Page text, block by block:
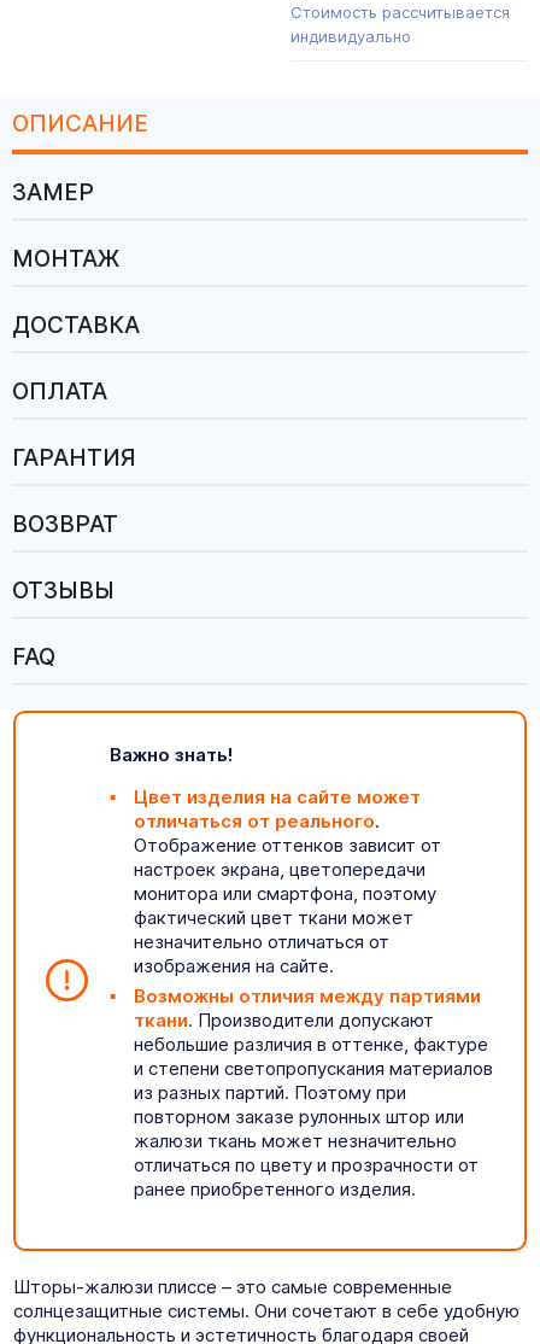
Стоимость рассчитывается
индивидуально
ОПИСАНИЕ
ЗАМЕР
МОНТАЖ
ДОСТАВКА
ОПЛАТА
ГАРАНТИЯ
ВОЗВРАТ
ОТЗЫВЫ
FAQ
Важно знать!
Цвет изделия на сайте может
отличаться от реального.
Отображение оттенков зависит от
настроек экрана, цветопередачи
монитора или смартфона, поэтому
фактический цвет ткани может
незначительно отличаться от
изображения на сайте.
Возможны отличия между партиями
ткани. Производители допускают
небольшие различия в оттенке, фактуре
и степени светопропускания материалов
из разных партий. Поэтому при
повторном заказе рулонных штор или
жалюзи ткань может незначительно
отличаться по цвету и прозрачности от
ранее приобретенного изделия.
Шторы-жалюзи плиссе – это самые современные
солнцезащитные системы. Они сочетают в себе удобную
функциональность и эстетичность благодаря своей